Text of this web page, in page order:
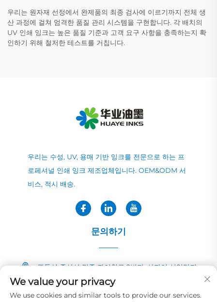
우리는 원자재 선정에서 완제품의 최종 검사에 이르기까지 전체 생
산 과정에 걸쳐 엄격한 품질 관리 시스템을 구현합니다. 각 배치의
UV 인쇄 잉크는 높은 품질 기준과 고객 요구 사항을 충족하는지 확
인하기 위해 철저한 테스트를 거칩니다.
우리는 수성, UV, 용매 기반 잉크를 전문으로 하는 프
로페셔널 인쇄 잉크 제조업체입니다. OEM&ODM 서
비스, 적시 배송.
문의하기
광둥성 중산시 민중 자이칭로 2번지, 샤자이 산업단지
+86-13726040081
We value your privacy
We use cookies and similar tools to provide our services.